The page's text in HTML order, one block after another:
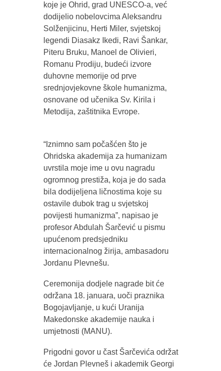
koje je Ohrid, grad UNESCO-a, već
dodijelio nobelovcima Aleksandru
Solženjicinu, Herti Miler, svjetskoj
legendi Diasakz Ikedi, Ravi Šankar,
Piteru Bruku, Manoel de Olivieri,
Romanu Prodiju, budeći izvore
duhovne memorije od prve
srednjovjekovne škole humanizma,
osnovane od učenika Sv. Kirila i
Metodija, zaštitnika Evrope.
“Iznimno sam počašćen što je
Ohridska akademija za humanizam
uvrstila moje ime u ovu nagradu
ogromnog prestiža, koja je do sada
bila dodijeljena ličnostima koje su
ostavile dubok trag u svjetskoj
povijesti humanizma”, napisao je
profesor Abdulah Šarčević u pismu
upućenom predsjedniku
internacionalnog žirija, ambasadoru
Jordanu Plevnešu.
Ceremonija dodjele nagrade bit će
održana 18. januara, uoči praznika
Bogojavljanje, u kući Uranija
Makedonske akademije nauka i
umjetnosti (MANU).
Prigodni govor u čast Šarčevića održat
će Jordan Plevneš i akademik Georgi